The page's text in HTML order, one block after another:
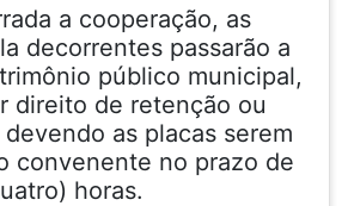
a cooperação, as
decorrentes passarão a
público municipal,
direito de retenção ou
as placas serem
convenente no prazo de
horas.